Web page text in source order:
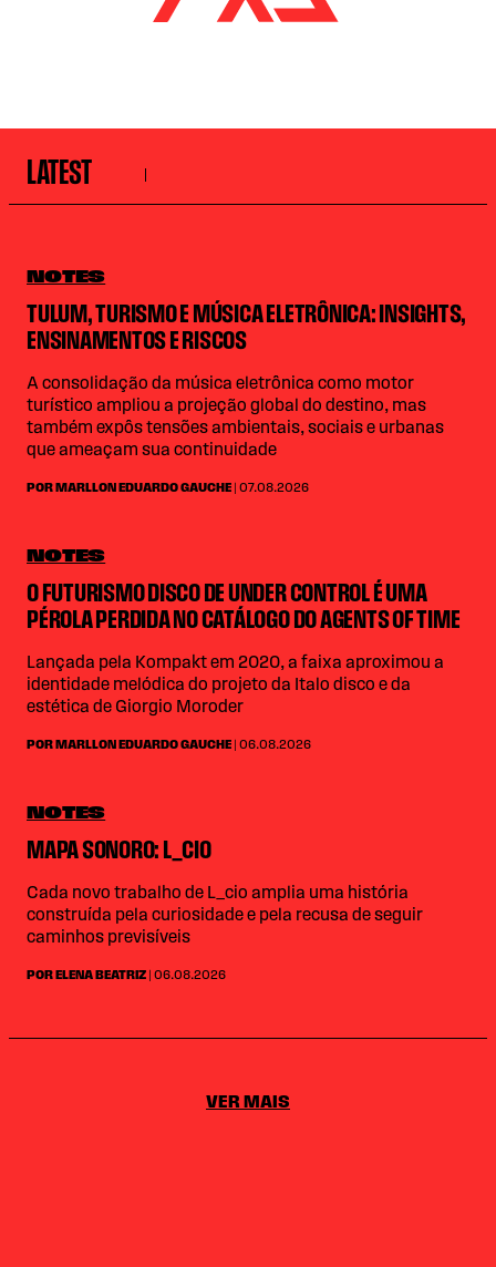
LATEST
NOTES
TULUM, TURISMO E MÚSICA ELETRÔNICA: INSIGHTS,
ENSINAMENTOS E RISCOS
A consolidação da música eletrônica como motor
turístico ampliou a projeção global do destino, mas
também expôs tensões ambientais, sociais e urbanas
que ameaçam sua continuidade
POR MARLLON EDUARDO GAUCHE | 07.08.2026
NOTES
O FUTURISMO DISCO DE UNDER CONTROL É UMA
PÉROLA PERDIDA NO CATÁLOGO DO AGENTS OF TIME
Lançada pela Kompakt em 2020, a faixa aproximou a
identidade melódica do projeto da Italo disco e da
estética de Giorgio Moroder
POR MARLLON EDUARDO GAUCHE | 06.08.2026
NOTES
MAPA SONORO: L_CIO
Cada novo trabalho de L_cio amplia uma história
construída pela curiosidade e pela recusa de seguir
caminhos previsíveis
POR ELENA BEATRIZ | 06.08.2026
VER MAIS